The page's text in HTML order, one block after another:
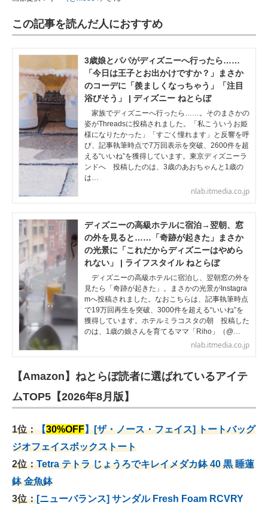
この記事を読んだ人におすすめ
3歳娘とパパがディズニーへ行ったら……
「今日は王子とお出かけですか？」まさか
のコーデに「羨ましくなっちゃう」「注目
浴びそう」 | ディズニー ねとらぼ
家族でディズニーへ行ったら……。そのまさかの
姿がThreadsに投稿されました。「私こういうお姫
様になりたかった」「すごく憧れます」と反響を呼
び、記事執筆時点で7万回表示を突破、2600件を超
える“いいね”を獲得しています。東京ディズニーラ
ンドへ 投稿したのは、3歳のあおちゃんと1歳の
は…
nlab.itmedia.co.jp
ディズニーの高級ホテルに宿泊→翌朝、窓
の外を見ると……「奇跡が起きた」まさか
の光景に「これだからディズニーはやめら
れない」 | ライフスタイル ねとらぼ
ディズニーの高級ホテルに宿泊し、翌朝窓の外を
見たら「奇跡が起きた」。まさかの光景がInstagra
mへ投稿されました。なおこちらは、記事執筆時点
で19万回再生を突破、3000件を超える“いいね”を
獲得しています。ホテルミラコスタの朝 投稿した
のは、1歳の娘さんを育てるママ「Riho」（@…
nlab.itmedia.co.jp
【Amazon】ねとらぼ読者に選ばれているアイテ
ムTOP5【2026年8月版】
1位：【30%OFF】[ザ・ノース・フェイス] トートバッグ
ジオフェイスボックストート
2位：Tetra テトラ じょうろでキレイメダカ鉢 40 黒 睡蓮
鉢 金魚鉢
3位：[ニューバランス] サンダル Fresh Foam RCVRY